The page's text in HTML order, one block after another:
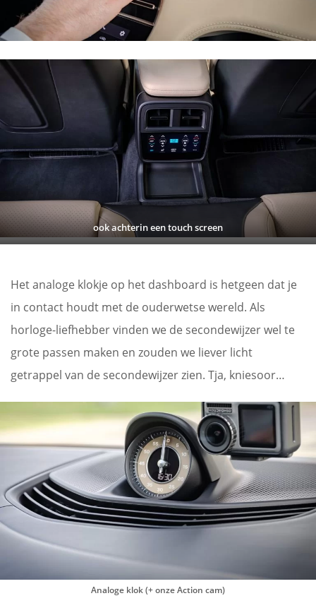
ook achterin een touch screen
Het analoge klokje op het dashboard is hetgeen dat je
in contact houdt met de ouderwetse wereld. Als
horloge-liefhebber vinden we de secondewijzer wel te
grote passen maken en zouden we liever licht
getrappel van de secondewijzer zien. Tja, kniesoor…
Analoge klok (+ onze Action cam)